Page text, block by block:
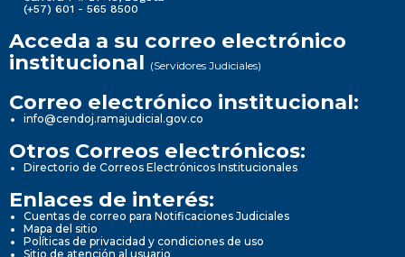
(+57) 601 - 565 8500
Acceda a su correo electrónico
institucional (Servidores Judiciales)
Correo electrónico institucional:
info@cendoj.ramajudicial.gov.co
Otros Correos electrónicos:
Directorio de Correos Electrónicos Institucionales
Enlaces de interés:
Cuentas de correo para Notificaciones Judiciales
Mapa del sitio
Políticas de privacidad y condiciones de uso
Sitio de atención al usuario